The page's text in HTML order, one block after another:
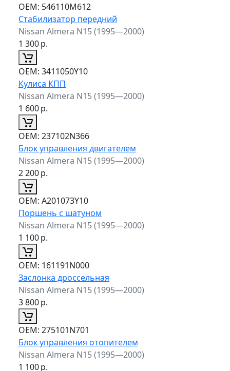
ОЕМ: 546110M612
Стабилизатор передний
Nissan Almera N15 (1995—2000)
1 300р.
ОЕМ: 3411050Y10
Кулиса КПП
Nissan Almera N15 (1995—2000)
1 600р.
ОЕМ: 237102N366
Блок управления двигателем
Nissan Almera N15 (1995—2000)
2 200р.
ОЕМ: A201073Y10
Поршень с шатуном
Nissan Almera N15 (1995—2000)
1 100р.
ОЕМ: 161191N000
Заслонка дроссельная
Nissan Almera N15 (1995—2000)
3 800р.
ОЕМ: 275101N701
Блок управления отопителем
Nissan Almera N15 (1995—2000)
1 100р.